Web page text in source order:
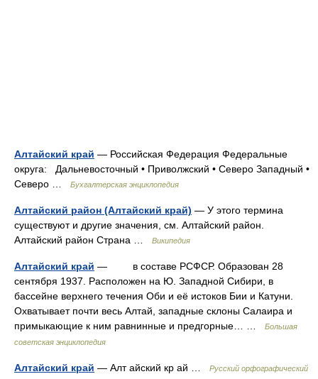
Алтайский край — Российская Федерация Федеральные
округа: Дальневосточный • Приволжский • Северо Западный •
Северо …
Бухгалтерская энциклопедия
Алтайский район (Алтайский край) — У этого термина
существуют и другие значения, см. Алтайский район.
Алтайский район Страна …
Википедия
Алтайский край — в составе РСФСР. Образован 28
сентября 1937. Расположен на Ю. Западной Сибири, в
бассейне верхнего течения Оби и её истоков Бии и Катуни.
Охватывает почти весь Алтай, западные склоны Салаира и
примыкающие к ним равнинные и предгорные… …
Большая
советская энциклопедия
Алтайский край — Алт айский кр ай …
Русский орфографический